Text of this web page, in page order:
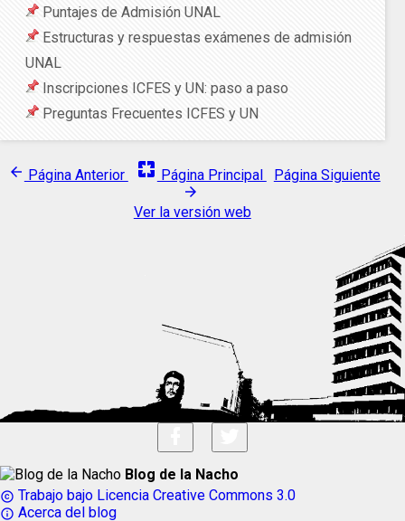
Puntajes de Admisión UNAL
Estructuras y respuestas exámenes de admisión
UNAL
Inscripciones ICFES y UN: paso a paso
Preguntas Frecuentes ICFES y UN
arrow_back Página Anterior pages Página Principal Página Siguiente
arrow_forward
Ver la versión web
Blog de la Nacho
copyright Trabajo bajo Licencia Creative Commons 3.0
info_outline Acerca del blog